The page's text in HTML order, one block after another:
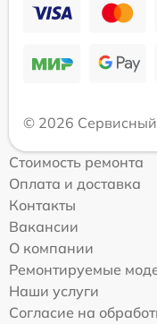
© 2026 Сервисный
Стоимость ремонта
Оплата и доставка
Контакты
Вакансии
О компании
Ремонтируемые
Наши услуги
Согласие на